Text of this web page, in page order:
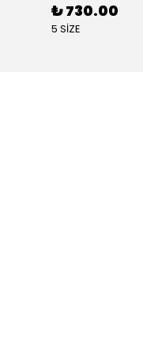
₺ 730.00
5 SİZE